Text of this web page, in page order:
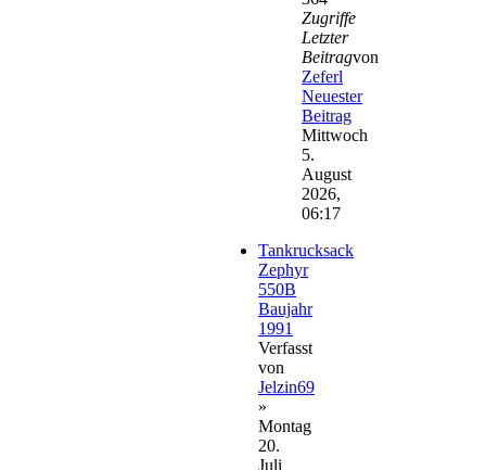
Zugriffe
Letzter
Beitragvon
Zeferl
Neuester
Beitrag
Mittwoch
5.
August
2026,
06:17
Tankrucksack
Zephyr
550B
Baujahr
1991
Verfasst
von
Jelzin69
»
Montag
20.
Juli